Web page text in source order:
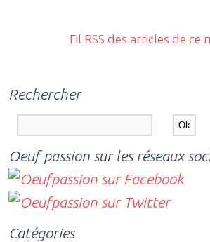
Fil RSS des articles de ce
Rechercher
Oeuf passion sur les réseaux
Catégories